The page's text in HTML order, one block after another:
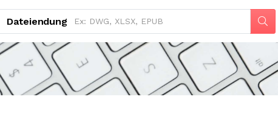
Dateiendung